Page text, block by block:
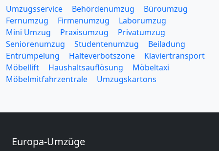
Umzugsservice Behördenumzug
Büroumzug
Fernumzug
Firmenumzug
Laborumzug
Mini Umzug
Praxisumzug
Privatumzug
Seniorenumzug
Studentenumzug
Beiladung
Entrümpelung
Halteverbotszone
Klaviertransport
Möbellift
Haushaltsauflösung
Möbeltaxi
Möbelmitfahrzentrale
Umzugskartons
Europa-Umzüge